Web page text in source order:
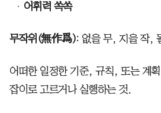
어휘력 쏙쏙
무작위(無作爲): 없을 무, 지을 작,
어떠한 일정한 기준, 규칙, 또는 계
잡이로 고르거나 실행하는 것.